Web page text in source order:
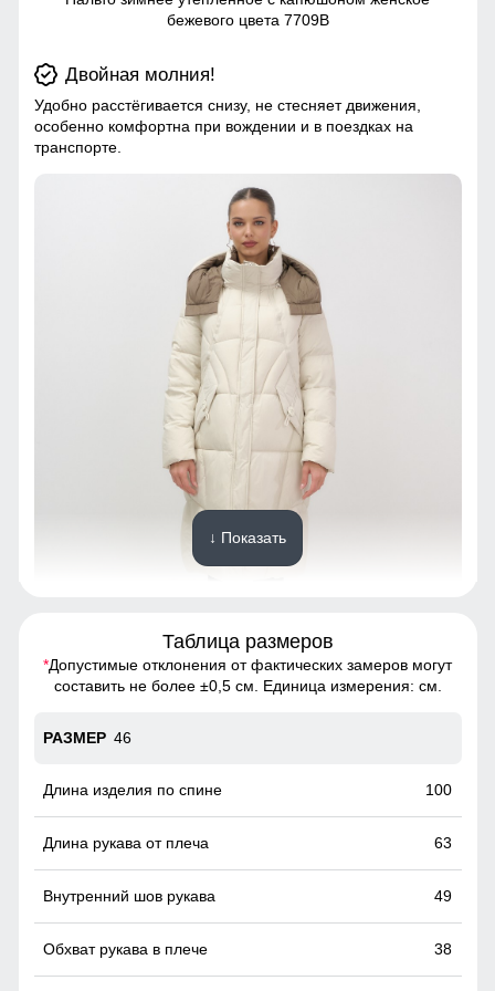
бежевого цвета 7709B
Двойная молния!
Удобно расстёгивается снизу, не стесняет движения,
особенно комфортна при вождении и в поездках на
транспорте.
Удобно расстёгивается снизу, не стесняет движения,
особенно комфортна при вождении и в поездках на
магнитом!
аккуратный вид стиль и комфортную посадку.
↓ Показать
Таблица размеров
*Допустимые отклонения от фактических замеров могут
составить не более ±0,5 см. Единица измерения: см.
46
100
63
49
38